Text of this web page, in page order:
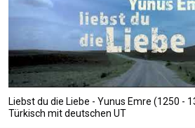
Liebst du die Liebe - Yunus Emre (1250 -
Türkisch mit deutschen UT